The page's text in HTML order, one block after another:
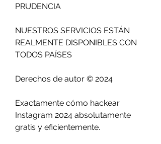
PRUDENCIA
NUESTROS SERVICIOS ESTÁN
REALMENTE DISPONIBLES CON
TODOS PAÍSES
Derechos de autor © 2024
Exactamente cómo hackear
Instagram 2024 absolutamente
gratis y eficientemente.